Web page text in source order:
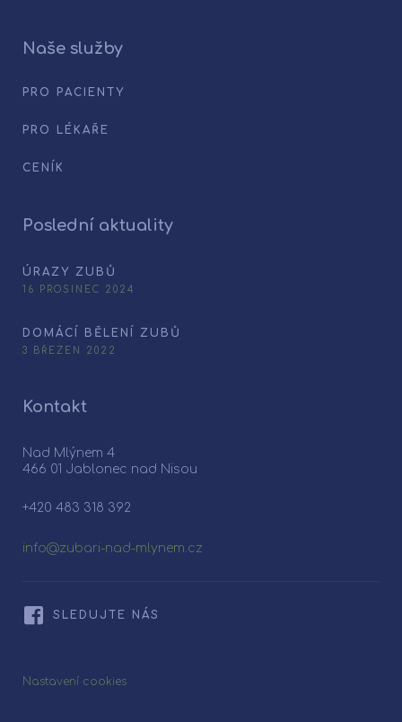
Naše služby
PRO PACIENTY
PRO LÉKAŘE
CENÍK
Poslední aktuality
ÚRAZY ZUBŮ
16 PROSINEC 2024
DOMÁCÍ BĚLENÍ ZUBŮ
3 BŘEZEN 2022
Kontakt
Nad Mlýnem 4
466 01 Jablonec nad Nisou
+420 483 318 392
info@zubari-nad-mlynem.cz
SLEDUJTE NÁS
Nastavení cookies